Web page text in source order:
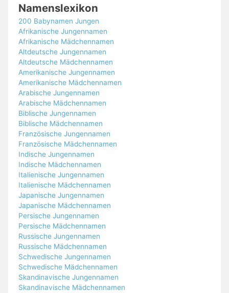
Namenslexikon
200 Babynamen Jungen
Afrikanische Jungennamen
Afrikanische Mädchennamen
Altdeutsche Jungennamen
Altdeutsche Mädchennamen
Amerikanische Jungennamen
Amerikanische Mädchennamen
Arabische Jungennamen
Arabische Mädchennamen
Biblische Jungennamen
Biblische Mädchennamen
Französische Jungennamen
Französische Mädchennamen
Indische Jungennamen
Indische Mädchennamen
Italienische Jungennamen
Italienische Mädchennamen
Japanische Jungennamen
Japanische Mädchennamen
Persische Jungennamen
Persische Mädchennamen
Russische Jungennamen
Russische Mädchennamen
Schwedische Jungennamen
Schwedische Mädchennamen
Skandinavische Jungennamen
Skandinavische Mädchennamen